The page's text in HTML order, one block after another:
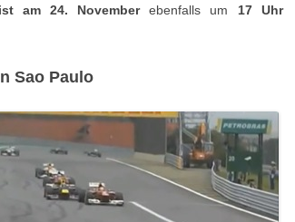
am 24. Novemberebenfalls um 17 Uhr
Sao Paulo